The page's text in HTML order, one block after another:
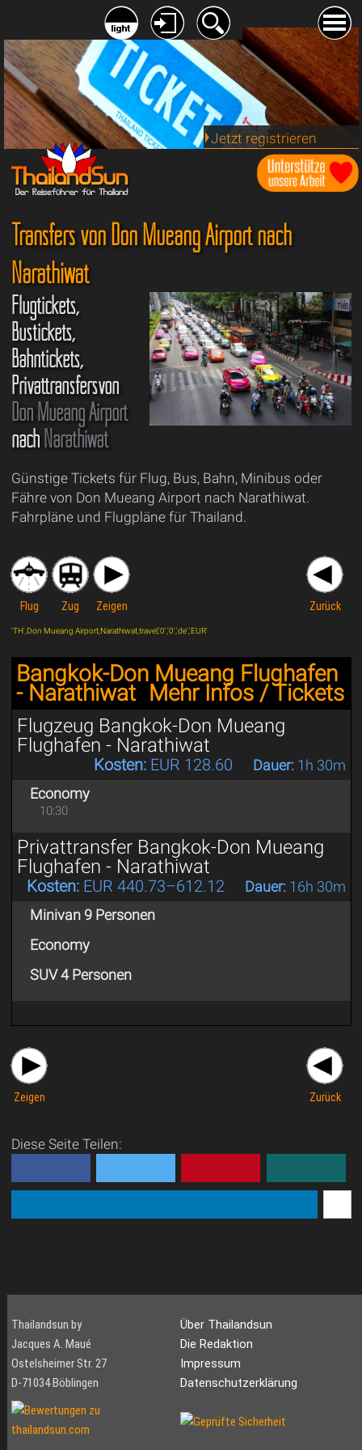
Jetzt registrieren
Transfers von Don Mueang Airport nach
Narathiwat
Flugtickets,
Bustickets,
Bahntickets,
Privattransfersvon
Don Mueang Airport
nach Narathiwat
Günstige Tickets für Flug, Bus, Bahn, Minibus oder
Fähre von Don Mueang Airport nach Narathiwat.
Fahrpläne und Flugpläne für Thailand.
Flug Zug Zeigen Zurück
'TH',Don Mueang Airport,Narathiwat,travel,'0','0','de','EUR'
Bangkok-Don Mueang Flughafen
- Narathiwat Mehr Infos / Tickets
Flugzeug Bangkok-Don Mueang
Flughafen - Narathiwat
Kosten:EUR 128.60 Dauer:1h 30m
Economy
10:30
Privattransfer Bangkok-Don Mueang
Flughafen - Narathiwat
Kosten:EUR 440.73–612.12 Dauer:16h 30m
Minivan 9 Personen
Economy
SUV 4 Personen
Zeigen Zurück
Diese Seite Teilen:
Thailandsun by
Jacques A. Maué
Ostelsheimer Str. 27
D-71034 Böblingen
Über Thailandsun
Die Redaktion
Impressum
Datenschutzerklärung